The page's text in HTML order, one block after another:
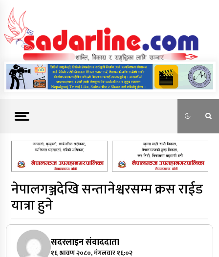
content
News For Nepal
नेपालगञ्जदेखि सन्तानेश्वरसम्म क्रस राईड
यात्रा हुने
सदरलाइन संवाददाता
१६ श्रावण २०८०, मंगलवार १६:०२